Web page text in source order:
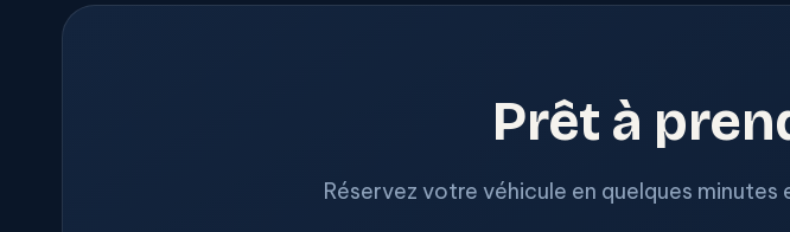
Prêt à
Réservez votre véhicule en quelques